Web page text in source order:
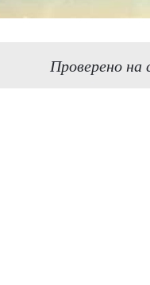
Проверено на